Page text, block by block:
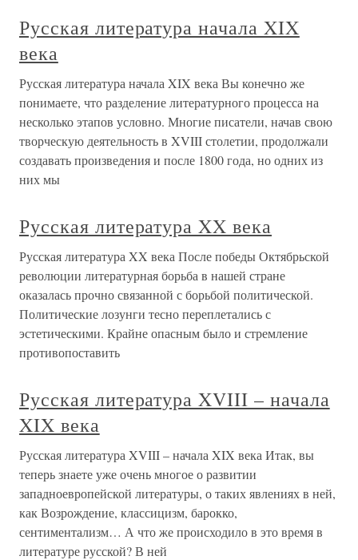
Русская литература начала XIX
века
Русская литература начала XIX века Вы конечно же
понимаете, что разделение литературного процесса на
несколько этапов условно. Многие писатели, начав свою
творческую деятельность в XVIII столетии, продолжали
создавать произведения и после 1800 года, но одних из
них мы
Русская литература XX века
Русская литература XX века После победы Октябрьской
революции литературная борьба в нашей стране
оказалась прочно связанной с борьбой политической.
Политические лозунги тесно переплетались с
эстетическими. Крайне опасным было и стремление
противопоставить
Русская литература XVIII – начала
XIX века
Русская литература XVIII – начала XIX века Итак, вы
теперь знаете уже очень многое о развитии
западноевропейской литературы, о таких явлениях в ней,
как Возрождение, классицизм, барокко,
сентиментализм… А что же происходило в это время в
литературе русской? В ней